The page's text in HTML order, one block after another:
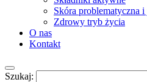
Skóra problematyczna
Zdrowy tryb życia
O nas
Kontakt
Szukaj: